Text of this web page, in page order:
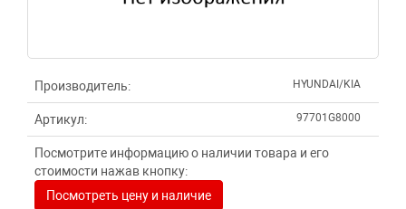
Производитель: HYUNDAI/KIA
Артикул: 97701G8000
Посмотрите информацию о наличии товара и его
стоимости нажав кнопку:
Посмотреть цену и наличие